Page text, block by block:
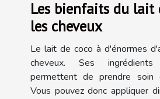
Les bienfaits du lait
les cheveux
Le lait de coco à d'énormes
cheveux. Ses
permettent de prendre soin
Vous pouvez donc appliquer